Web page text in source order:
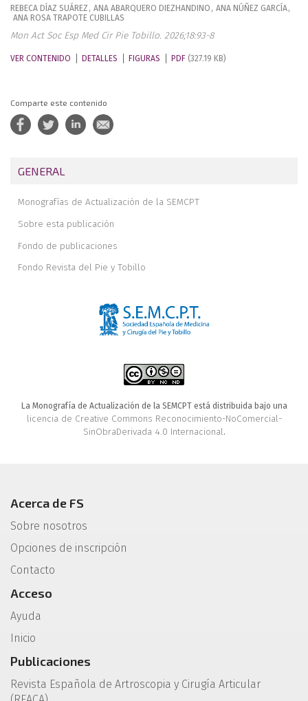
REBECA DÍAZ SUÁREZ , ANA ABARQUERO DIEZHANDINO , ANA NÚÑEZ GARCÍA,
ANA ROSA TRAPOTE CUBILLAS
Mon Act Soc Esp Med Cir Pie Tobillo. 2026;18:93-8
VER CONTENIDO DETALLES FIGURAS PDF (327.19 KB)
Comparte este contenido
GENERAL
Monografías de Actualización de la SEMCPT
Sobre esta publicación
Fondo de publicaciones
Fondo Revista del Pie y Tobillo
La Monografía de Actualización de la SEMCPT está distribuida bajo una
licencia de Creative Commons Reconocimiento-NoComercial-
SinObraDerivada 4.0 Internacional.
Acerca de FS
Sobre nosotros
Opciones de inscripción
Contacto
Acceso
Ayuda
Inicio
Publicaciones
Revista Española de Artroscopia y Cirugía Articular